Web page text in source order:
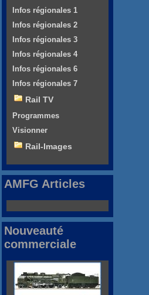
Infos régionales 1
Infos régionales 2
Infos régionales 3
Infos régionales 4
Infos régionales 6
Infos régionales 7
Rail TV
Programmes
Visionner
Rail-Images
AMFG Articles
Nouveauté
commerciale